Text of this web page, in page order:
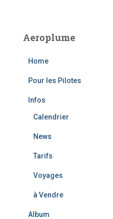
h
Aeroplume
Home
Pour les Pilotes
Infos
Calendrier
News
Tarifs
Voyages
à Vendre
Album